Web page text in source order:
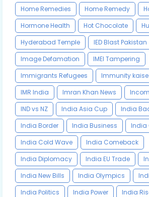
Home Remedies
Home Remedy
Hormone Health
Hot Chocolate
Hyderabad Temple
IED Blast Pakistan
Image Defamation
IMEI Tampering
Immigrants Refugees
Immunity
IMR India
Imran Khan News
IND vs NZ
India Asia Cup
India
India Border
India Business
India
India Cold Wave
India Comeback
India Diplomacy
India EU Trade
India New Bills
India Olympics
India Politics
India Power
India